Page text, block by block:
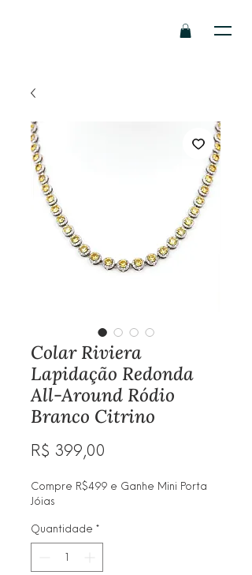
Colar Riviera
Lapidação Redonda
All-Around Ródio
Branco Citrino
R$ 399,00
Compre R$499 e Ganhe Mini Porta
Jóias
Quantidade *